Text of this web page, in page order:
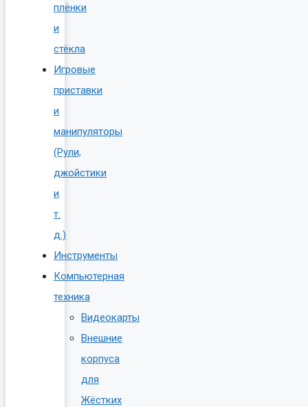
плёнки
и
стёкла
Игровые
приставки
и
манипуляторы
(Рули,
джойстики
и
т.
д.)
Инструменты
Компьютерная
техника
Видеокарты
Внешние
корпуса
для
Жёстких